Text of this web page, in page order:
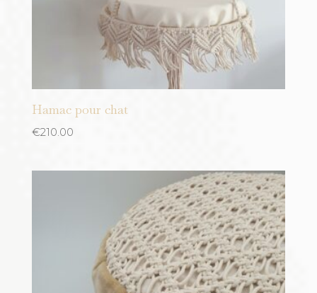
Hamac pour chat
€210.00